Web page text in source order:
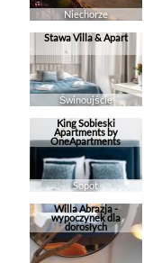
Niechorze
Stawa Villa & Apart
Świnoujście
King Sobieski
Apartments by
OneApartments
Sopot
Willa Abrazja -
wypoczynek dla
dorosłych